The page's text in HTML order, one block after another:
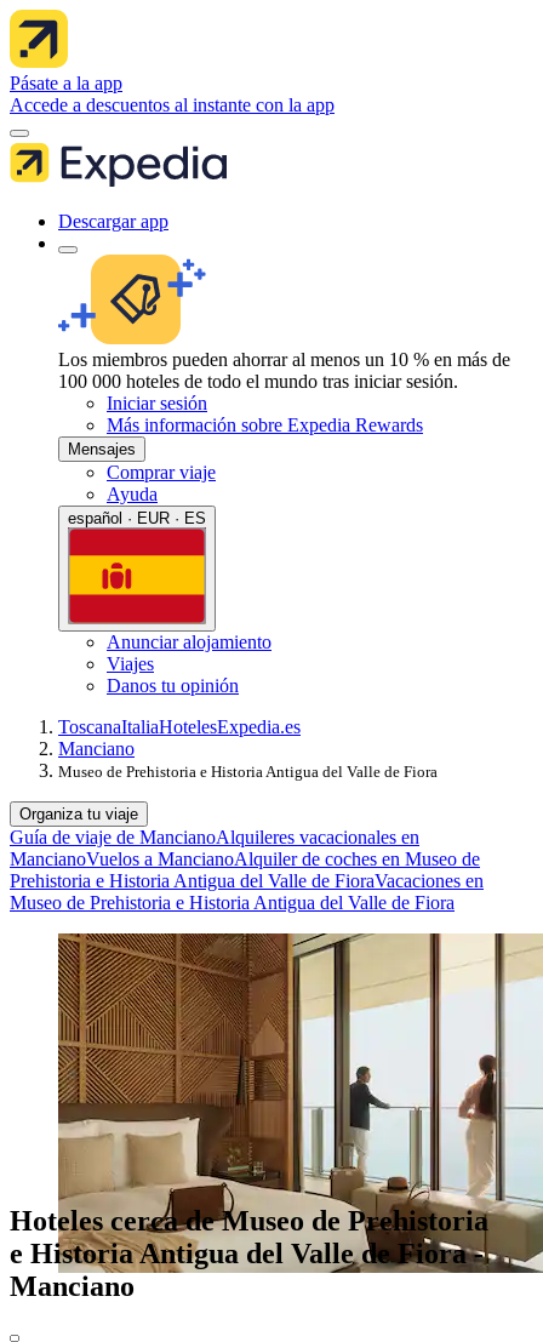
Pásate a la app
Accede a descuentos al instante con la app
Descargar app
Los miembros pueden ahorrar al menos un 10 % en más de
100 000 hoteles de todo el mundo tras iniciar sesión.
Iniciar sesión
Más información sobre Expedia Rewards
Mensajes
Comprar viaje
Ayuda
español · EUR · ES
Anunciar alojamiento
Viajes
Danos tu opinión
ToscanaItaliaHotelesExpedia.es
Manciano
Museo de Prehistoria e Historia Antigua del Valle de Fiora
Organiza tu viaje
Guía de viaje de MancianoAlquileres vacacionales en
MancianoVuelos a MancianoAlquiler de coches en Museo de
Prehistoria e Historia Antigua del Valle de FioraVacaciones en
Museo de Prehistoria e Historia Antigua del Valle de Fiora
Hoteles cerca de Museo de Prehistoria
e Historia Antigua del Valle de Fiora -
Manciano